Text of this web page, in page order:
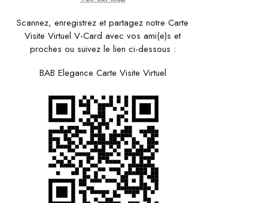
Scannez, enregistrez et partagez notre Carte
Visite Virtuel V-Card avec vos ami(e)s et
proches ou suivez le lien ci-dessous :
BAB Elegance Carte Visite Virtuel